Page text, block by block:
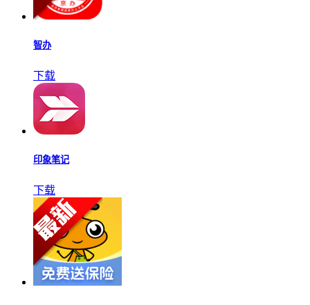
智办
下载
印象笔记
下载